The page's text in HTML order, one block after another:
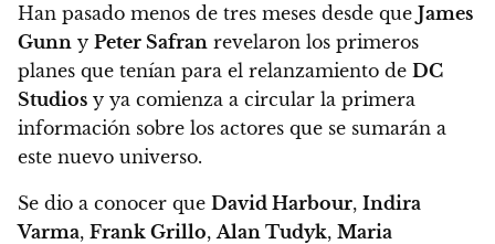
Han pasado menos de tres meses desde que James
Gunn y Peter Safran revelaron los primeros
planes que tenían para el relanzamiento de DC
Studios y ya comienza a circular la primera
información sobre los actores que se sumarán a
este nuevo universo.
Se dio a conocer que David Harbour, Indira
Varma, Frank Grillo, Alan Tudyk, Maria